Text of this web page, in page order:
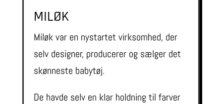
MILØK
Miløk var en nystartet virksomhed, der
selv designer, producerer og sælger det
skønneste babytøj.
De havde selv en klar holdning til farver